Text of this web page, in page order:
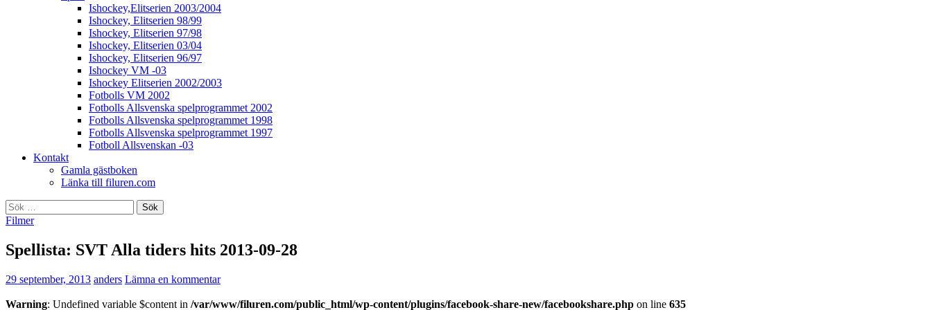
Ishockey,Elitserien 2003/2004
Ishockey, Elitserien 98/99
Ishockey, Elitserien 97/98
Ishockey, Elitserien 03/04
Ishockey, Elitserien 96/97
Ishockey VM -03
Ishockey Elitserien 2002/2003
Fotbolls VM 2002
Fotbolls Allsvenska spelprogrammet 2002
Fotbolls Allsvenska spelprogrammet 1998
Fotbolls Allsvenska spelprogrammet 1997
Fotboll Allsvenskan -03
Kontakt
Gamla gästboken
Länka till filuren.com
Sök
efter:
Filmer
Spellista: SVT Alla tiders hits 2013-09-28
29 september, 2013 anders Lämna en kommentar
Warning: Undefined variable $content in /var/www/filuren.com/public_html/wp-content/plugins/facebook-share-new/facebookshare.php on line 635